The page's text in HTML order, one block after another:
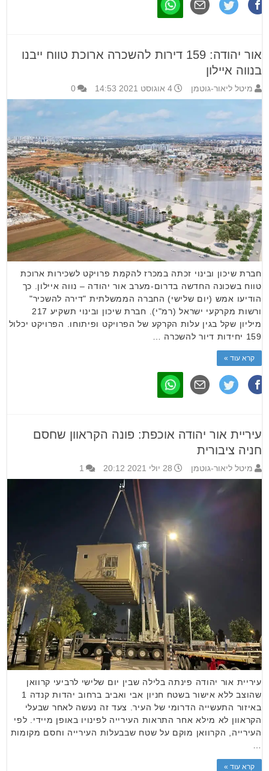
אור יהודה: 159 דירות להשכרה ארוכת טווח ייבנו
בנווה איילון
מיטל ליאור-גוטמן 4 אוגוסט 2021 14:53 0
חברת שיכון ובינוי זכתה במכרז להקמת פרויקט לשכירות ארוכת
טווח בשכונה החדשה בדרום-מערב אור יהודה – נווה איילון. כך
הודיעו אמש (יום שלישי) החברה הממשלתית "דירה להשכיר"
ורשות מקרקעי ישראל (רמ"י). חברת שיכון ובינוי תשקיע 217
מיליון שקל בגין עלות הקרקע של הפרויקט ופיתוחו. הפרויקט יכלול
159 יחידות דיור להשכרה …
קרא עוד »
עיריית אור יהודה אוכפת: פונה הקראוון שחסם
חניה ציבורית
מיטל ליאור-גוטמן 28 יולי 2021 20:12 1
עיריית אור יהודה פינתה בלילה שבין יום שלישי לרביעי קרוואן
שהוצב ללא אישור בשטח חניון אבי ואביב ברחוב יהדות קנדה 1
באיזור התעשייה הדרומי של העיר. צעד זה נעשה לאחר שבעלי
הקראוון לא מילא אחר התראות העירייה לפינויו באופן מיידי. לפי
העירייה, הקרוואן מוקם על שטח שבבעלות העירייה וחסם מקומות
קרא עוד »